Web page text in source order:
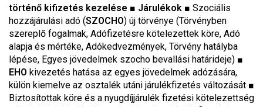
történő kifizetés kezelése ■ Járulékok ■ Szociális
hozzájárulási adó (SZOCHO) új törvénye (Törvényben
szereplő fogalmak, Adófizetésre kötelezettek köre, Adó
alapja és mértéke, Adókedvezmények, Törvény hatályba
lépése, Egyes jövedelmek szocho bevallási határideje) ■
EHO kivezetés hatása az egyes jövedelmek adózására,
külön kiemelve az osztalék utáni járulékfizetés változását ■
Biztosítottak köre és a nyugdíjjárulék fizetési kötelezettség